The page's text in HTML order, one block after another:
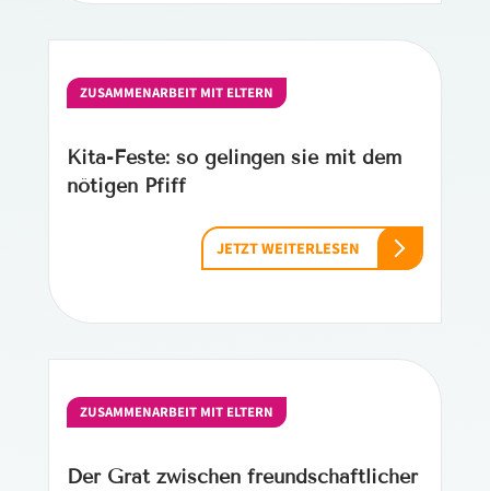
ZUSAMMENARBEIT MIT ELTERN
Kita-Feste: so gelingen sie mit dem
nötigen Pfiff
JETZT WEITERLESEN
ZUSAMMENARBEIT MIT ELTERN
Der Grat zwischen freundschaftlicher